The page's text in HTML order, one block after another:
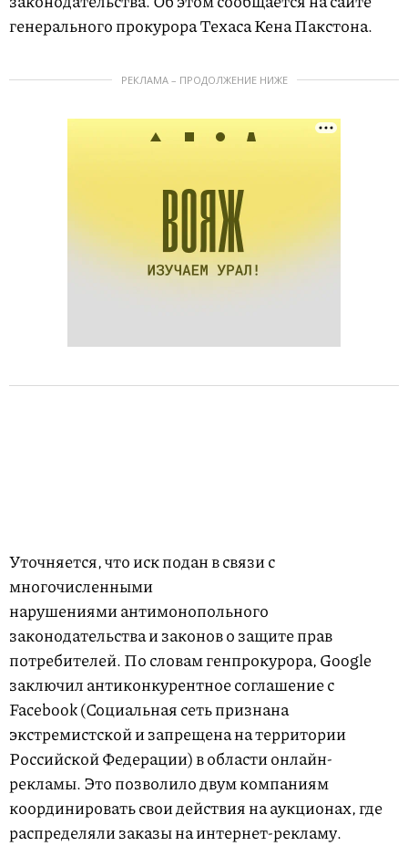
генерального прокурора Техаса Кена Пакстона.
РЕКЛАМА – ПРОДОЛЖЕНИЕ НИЖЕ
Уточняется, что иск подан в связи с
многочисленными
нарушениями антимонопольного
законодательства и законов о защите прав
потребителей. По словам генпрокурора, Google
заключил антиконкурентное соглашение с
Facebook (Социальная сеть признана
экстремистской и запрещена на территории
Российской Федерации) в области онлайн-
рекламы. Это позволило двум компаниям
координировать свои действия на аукционах, где
распределяли заказы на интернет-рекламу.